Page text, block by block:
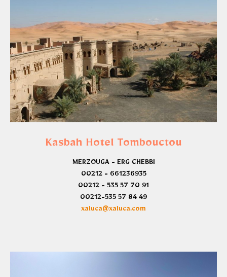
Kasbah Hotel Tombouctou
MERZOUGA - ERG CHEBBI
00212 - 661236935
00212 - 535 57 70 91
00212-535 57 84 49
xaluca@xaluca.com